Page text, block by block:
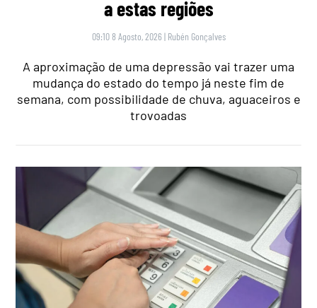
a estas regiões
09:10 8 Agosto, 2026 | Rubén Gonçalves
A aproximação de uma depressão vai trazer uma
mudança do estado do tempo já neste fim de
semana, com possibilidade de chuva, aguaceiros e
trovoadas